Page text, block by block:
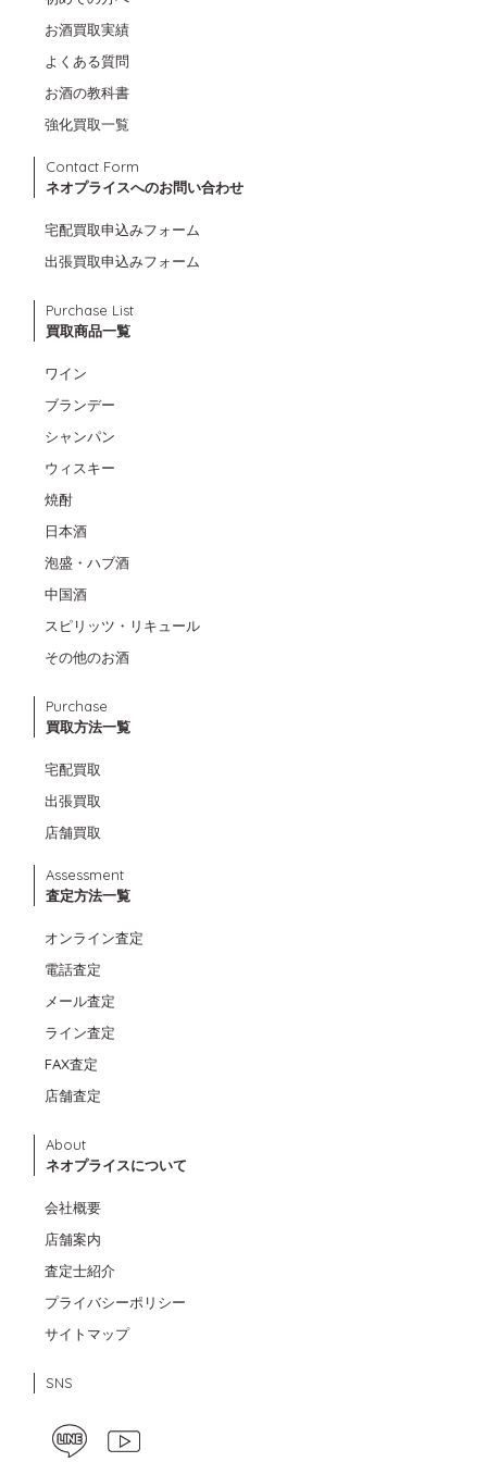
お酒買取実績
よくある質問
お酒の教科書
強化買取一覧
Contact Form
ネオプライスへのお問い合わせ
宅配買取申込みフォーム
出張買取申込みフォーム
Purchase List
買取商品一覧
ワイン
ブランデー
シャンパン
ウィスキー
焼酎
日本酒
泡盛・ハブ酒
中国酒
スピリッツ・リキュール
その他のお酒
Purchase
買取方法一覧
宅配買取
出張買取
店舗買取
Assessment
査定方法一覧
オンライン査定
電話査定
メール査定
ライン査定
FAX査定
店舗査定
About
ネオプライスについて
会社概要
店舗案内
査定士紹介
プライバシーポリシー
サイトマップ
SNS